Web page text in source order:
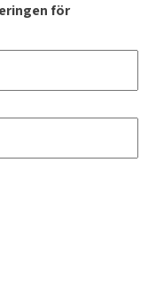
för